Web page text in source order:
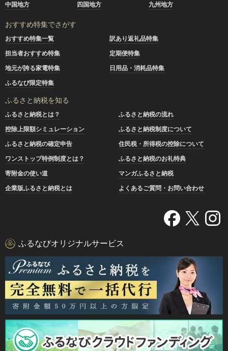
中国地方
四国地方 九州地方
おすすめ特集でさがす
おすすめ特集一覧
訳あり返礼品特集
担当者おすすめ特集
定期便特集
地元が誇る家電特集
日用品・消耗品特集
ふるなび限定特集
ふるさと納税を知る
ふるさと納税とは？
ふるさと納税の流れ
控除上限額シミュレーション
ふるさと納税制度について
ふるさと納税の確定申告
住民税・所得税の控除について
ワンストップ特例制度とは？
ふるさと納税のお礼特典
寄附金の使い道
マンガふるさと納税
企業版ふるさと納税とは
よくあるご質問・お問い合わせ
ふるなびオリジナルサービス